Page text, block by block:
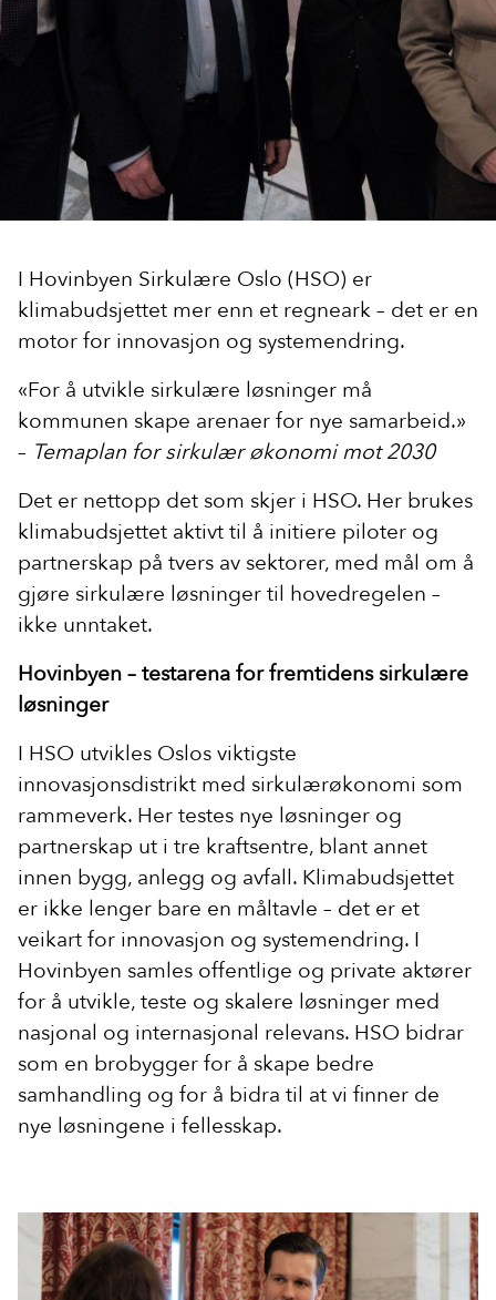
I Hovinbyen Sirkulære Oslo (HSO) er
klimabudsjettet mer enn et regneark – det er en
motor for innovasjon og systemendring.
«For å utvikle sirkulære løsninger må
kommunen skape arenaer for nye samarbeid.»
– Temaplan for sirkulær økonomi mot 2030
Det er nettopp det som skjer i HSO. Her brukes
klimabudsjettet aktivt til å initiere piloter og
partnerskap på tvers av sektorer, med mål om å
gjøre sirkulære løsninger til hovedregelen –
ikke unntaket.
Hovinbyen – testarena for fremtidens sirkulære
løsninger
I HSO utvikles Oslos viktigste
innovasjonsdistrikt med sirkulærøkonomi som
rammeverk. Her testes nye løsninger og
partnerskap ut i tre kraftsentre, blant annet
innen bygg, anlegg og avfall. Klimabudsjettet
er ikke lenger bare en måltavle – det er et
veikart for innovasjon og systemendring. I
Hovinbyen samles offentlige og private aktører
for å utvikle, teste og skalere løsninger med
nasjonal og internasjonal relevans. HSO bidrar
som en brobygger for å skape bedre
samhandling og for å bidra til at vi finner de
nye løsningene i fellesskap.